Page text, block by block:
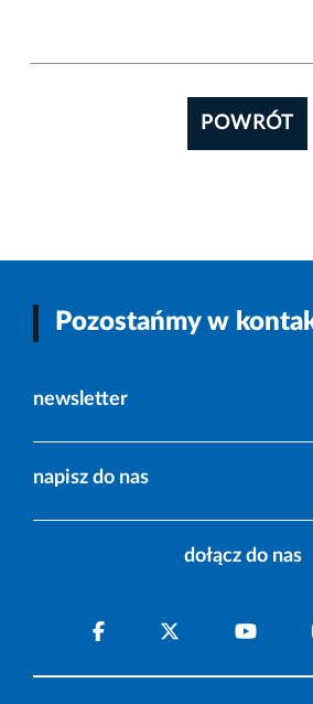
POWRÓT
Pozostańmy w
newsletter
napisz do nas
dołącz do nas